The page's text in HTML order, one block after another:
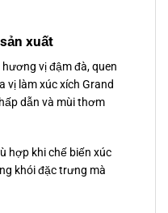
xuất
hương vị đậm đà, quen
vị làm xúc xích Grand
dẫn và mùi thơm
hợp khi chế biến xúc
khói đặc trưng mà